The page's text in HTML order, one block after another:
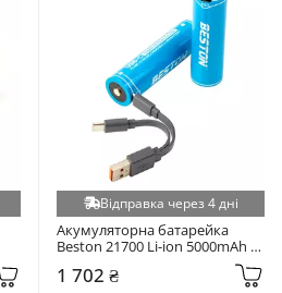
Відправка через 4 дні
Акумуляторна батарейка
Beston 21700 Li-ion 5000mAh
1 702 ₴